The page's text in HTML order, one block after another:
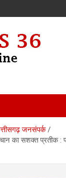
जनसंपर्क
का सशक्त प्रतीक :